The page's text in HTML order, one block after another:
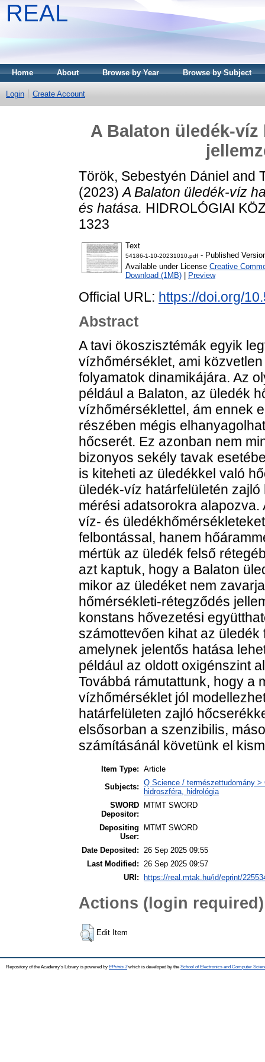
REAL
Home About Browse by Year Browse by Subject
Login Create Account
A Balaton üledék-
Török, Sebestyén Dániel and
(2023)A Balaton üledék-víz
és hatása. HIDROLÓGIAI
1323
Text
54186-1-10-20231010.pdf - Published
Available under License Creative
Download (1MB)
Preview
Official URL: https://doi.org/
Abstract
A tavi ökoszisztémák egyik
vízhőmérséklet, ami
folyamatok dinamikájára. Az
például a Balaton, az üledék
vízhőmérséklettel, ám ennek
részében mégis
hőcserét. Ez azonban nem
bizonyos sekély tavak
is kiteheti az üledékkel való
üledék-víz határfelületén
mérési adatsorokra
víz- és
felbontással, hanem
mértük az üledék felső
azt kaptuk, hogy a Balaton
mikor az üledéket nem
hőmérsékleti-rétegződés
konstans hővezetési
számottevően kihat az
amelynek jelentős hatása
például az oldott oxigénszint
Továbbá rámutattunk, hogy a
vízhőmérséklet jól
határfelületen zajló
elsősorban a szenzibilis,
számításánál követünk el
Item Type: Article
Subjects: Q Science / természettudomány
hidroszféra, hidrológia
SWORD
Depositor:
MTMT SWORD
Depositing
User:
MTMT SWORD
Date Deposited:
26 Sep 2025 09:55
Last Modified:
26 Sep 2025 09:57
URI:
https://real.mtak.hu/id/eprint/
Actions (login required)
Edit Item
Repository of the Academy's Library is powered by EPrints 3which is developed by the School of Electronics and Computer